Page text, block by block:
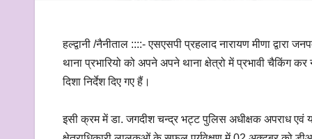
हल्द्वानी /नैनीताल ::::- एसएसपी प्रहलाद नारायण मीणा
थाना प्रभारियो को अपने अपने थाना क्षेत्रो में प्रभावी चैकिंग
दिशा निर्देश दिए गए हैं।
इसी क्रम में डा. जगदीश चन्द्र भट्ट पुलिस अधीक्षक अपराध एवं